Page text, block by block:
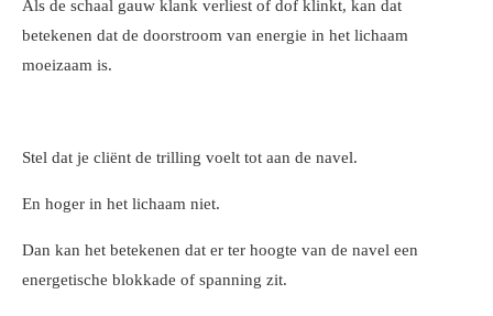
Als de schaal gauw klank verliest of dof klinkt, kan dat
betekenen dat de doorstroom van energie in het lichaam
moeizaam is.
Stel dat je cliënt de trilling voelt tot aan de navel.
En hoger in het lichaam niet.
Dan kan het betekenen dat er ter hoogte van de navel een
energetische blokkade of spanning zit.